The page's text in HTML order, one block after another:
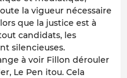
la vigueur nécessaire
que la justice est à
candidats, les
silencieuses.
à voir Fillon dérouler
Le Pen itou. Cela